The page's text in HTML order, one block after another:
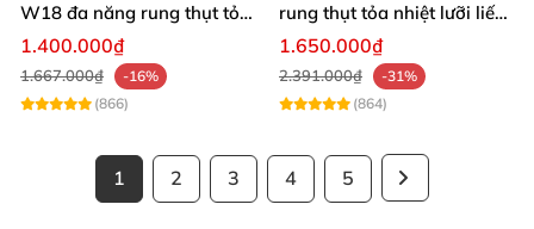
W18 đa năng rung thụt tỏa
nhiệt remote hiện đại
1.400.000₫
1.667.000₫
-16%
(866)
rung thụt tỏa nhiệt lưỡi liếm
massage
1.650.000₫
2.391.000₫
-31%
(864)
1 2 3 4 5